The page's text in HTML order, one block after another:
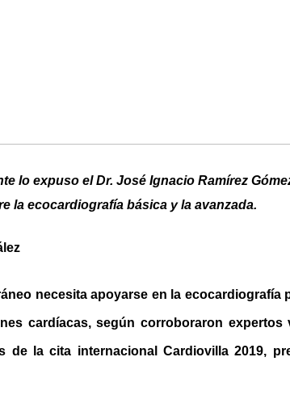
lo expuso el Dr. José Ignacio Ramírez
la ecocardiografía básica y la avanzada.
necesita apoyarse en la ecocardiografía
cardíacas, según corroboraron
de la cita internacional Cardiovilla 2019,